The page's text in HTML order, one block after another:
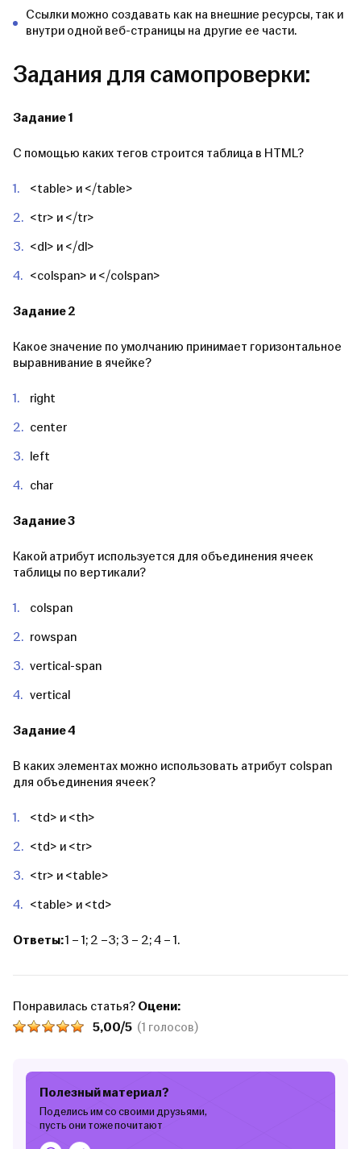
Ссылки можно создавать как на внешние ресурсы, так и
внутри одной веб-страницы на другие ее части.
Задания для самопроверки:
Задание 1
С помощью каких тегов строится таблица в HTML?
<table> и </table>
<tr> и </tr>
<dl> и </dl>
<colspan> и </colspan>
Задание 2
Какое значение по умолчанию принимает горизонтальное
выравнивание в ячейке?
right
center
left
char
Задание 3
Какой атрибут используется для объединения ячеек
таблицы по вертикали?
colspan
rowspan
vertical-span
vertical
Задание 4
В каких элементах можно использовать атрибут colspan
для объединения ячеек?
<td> и <th>
<td> и <tr>
<tr> и <table>
<table> и <td>
Ответы:1 – 1; 2 –3; 3 – 2; 4 – 1.
Понравилась статья? Оцени:
5,00/5 (1 голосов)
Полезный материал?
Поделись им со своими друзьями,
пусть они тоже почитают